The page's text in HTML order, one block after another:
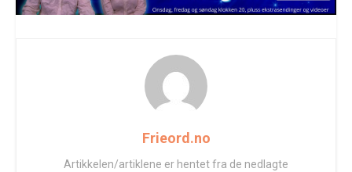
Frieord.no
Artikkelen/artiklene er hentet fra de nedlagte